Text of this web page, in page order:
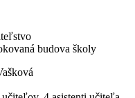
budova školy